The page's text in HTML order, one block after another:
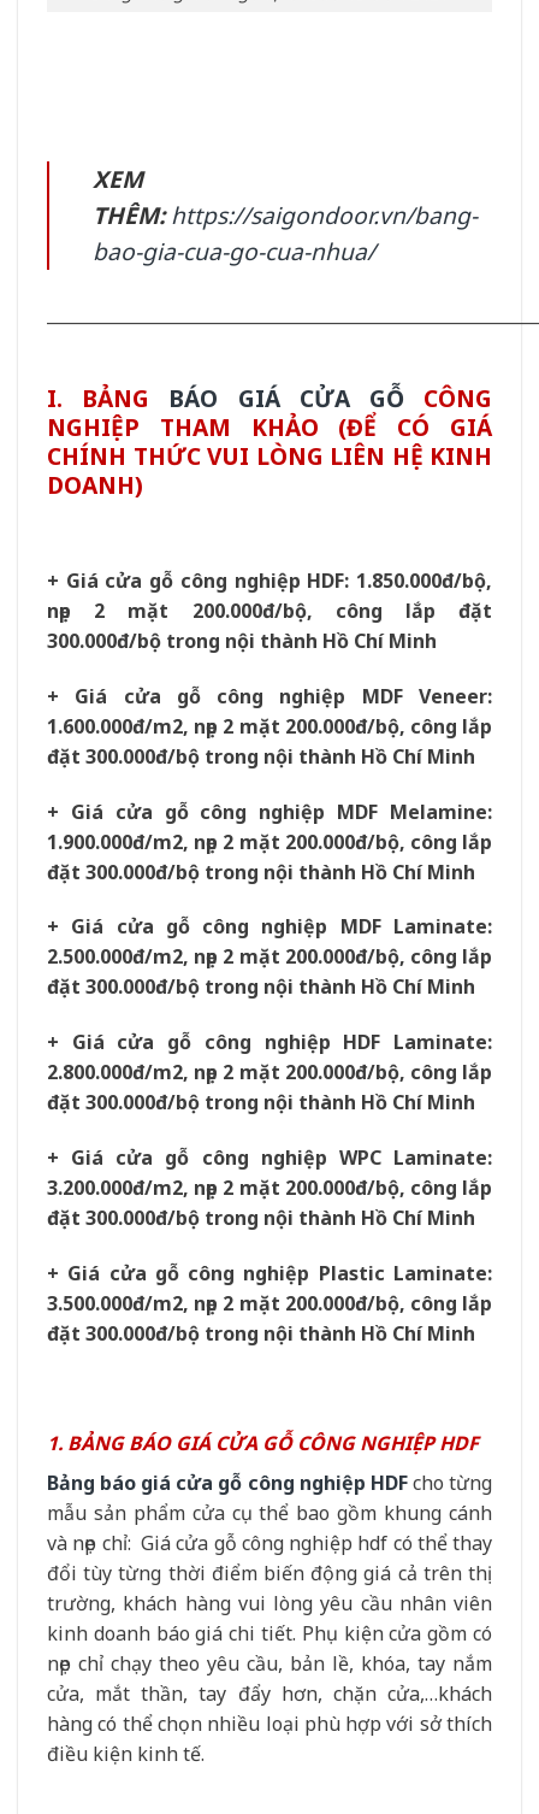
XEM
THÊM: https://saigondoor.vn/bang-
bao-gia-cua-go-cua-nhua/
I. BẢNG BÁO GIÁ CỬA GỖ CÔNG
NGHIỆP THAM KHẢO (ĐỂ CÓ GIÁ
CHÍNH THỨC VUI LÒNG LIÊN HỆ KINH
DOANH)
+ Giá cửa gỗ công nghiệp HDF: 1.850.000đ/bộ,
nẹp 2 mặt 200.000đ/bộ, công lắp đặt
300.000đ/bộ trong nội thành Hồ Chí Minh
+ Giá cửa gỗ công nghiệp MDF Veneer:
1.600.000đ/m2, nẹp 2 mặt 200.000đ/bộ, công lắp
đặt 300.000đ/bộ trong nội thành Hồ Chí Minh
+ Giá cửa gỗ công nghiệp MDF Melamine:
1.900.000đ/m2, nẹp 2 mặt 200.000đ/bộ, công lắp
đặt 300.000đ/bộ trong nội thành Hồ Chí Minh
+ Giá cửa gỗ công nghiệp MDF Laminate:
2.500.000đ/m2, nẹp 2 mặt 200.000đ/bộ, công lắp
đặt 300.000đ/bộ trong nội thành Hồ Chí Minh
+ Giá cửa gỗ công nghiệp HDF Laminate:
2.800.000đ/m2, nẹp 2 mặt 200.000đ/bộ, công lắp
đặt 300.000đ/bộ trong nội thành Hồ Chí Minh
+ Giá cửa gỗ công nghiệp WPC Laminate:
3.200.000đ/m2, nẹp 2 mặt 200.000đ/bộ, công lắp
đặt 300.000đ/bộ trong nội thành Hồ Chí Minh
+ Giá cửa gỗ công nghiệp Plastic Laminate:
3.500.000đ/m2, nẹp 2 mặt 200.000đ/bộ, công lắp
đặt 300.000đ/bộ trong nội thành Hồ Chí Minh
1. BẢNG BÁO GIÁ CỬA GỖ CÔNG NGHIỆP HDF
Bảng báo giá cửa gỗ công nghiệp HDFcho từng
mẫu sản phẩm cửa cụ thể bao gồm khung cánh
và nẹp chỉ: Giá cửa gỗ công nghiệp hdf có thể thay
đổi tùy từng thời điểm biến động giá cả trên thị
trường, khách hàng vui lòng yêu cầu nhân viên
kinh doanh báo giá chi tiết. Phụ kiện cửa gồm có
nẹp chỉ chạy theo yêu cầu, bản lề, khóa, tay nắm
cửa, mắt thần, tay đẩy hơn, chặn cửa,…khách
hàng có thể chọn nhiều loại phù hợp với sở thích
điều kiện kinh tế.